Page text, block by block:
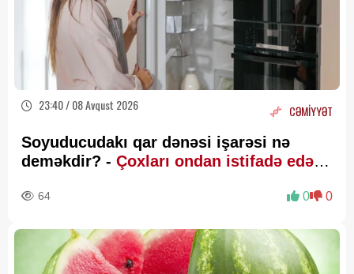
23:40 / 08 Avqust 2026 CƏMİYYƏT
Soyuducudakı qar dənəsi işarəsi nə
deməkdir? - Çoxları ondan istifadə edə
64 0 0